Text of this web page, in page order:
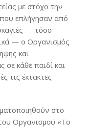
με στόχο την
που επλήγησαν από
— τόσο
— ο Οργανισμός
και
σε κάθε παιδί και
τις έκτακτες
στο
Οργανισμού «Το